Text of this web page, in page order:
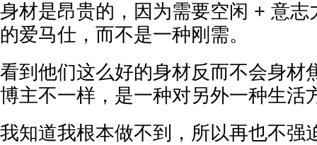
身材是昂贵的，因为需要空闲 + 意志
的爱马仕，而不是一种刚需。
看到他们这么好的身材反而不会身材
博主不一样，是一种对另外一种生活
我知道我根本做不到，所以再也不强